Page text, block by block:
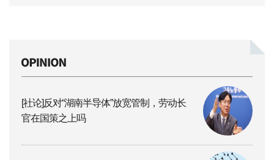
[社论]反对“湖南半导体”放宽管制，劳动长
官在国策之上吗